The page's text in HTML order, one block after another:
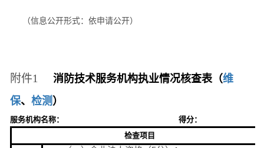
（信息公开形式：依申请公开）
附件1 消防技术服务机构执业情况核查表（维
保、 检测 ）
服务机构名称：
得分：
检查项目